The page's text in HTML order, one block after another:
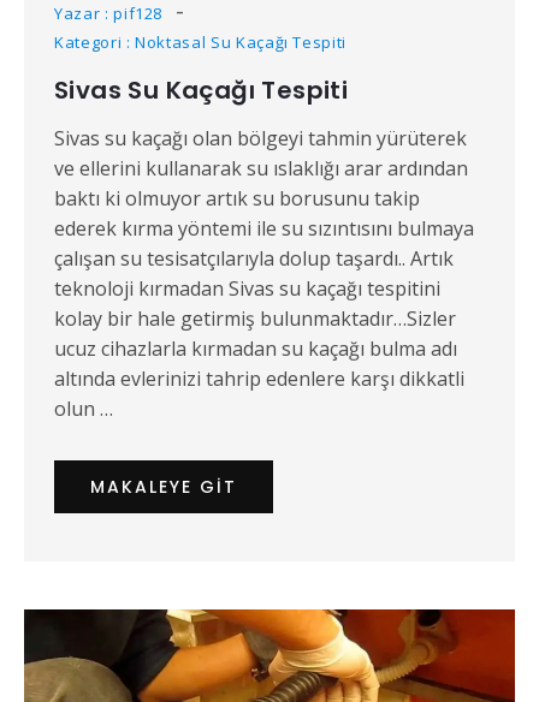
Yazar : pif128
Kategori : Noktasal Su Kaçağı Tespiti
Sivas Su Kaçağı Tespiti
Sivas su kaçağı olan bölgeyi tahmin yürüterek
ve ellerini kullanarak su ıslaklığı arar ardından
baktı ki olmuyor artık su borusunu takip
ederek kırma yöntemi ile su sızıntısını bulmaya
çalışan su tesisatçılarıyla dolup taşardı.. Artık
teknoloji kırmadan Sivas su kaçağı tespitini
kolay bir hale getirmiş bulunmaktadır…Sizler
ucuz cihazlarla kırmadan su kaçağı bulma adı
altında evlerinizi tahrip edenlere karşı dikkatli
olun …
MAKALEYE GIT